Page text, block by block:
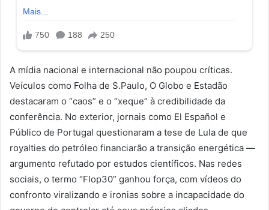
A mídia nacional e internacional não poupou críticas.
Veículos como Folha de S.Paulo, O Globo e Estadão
destacaram o “caos” e o “xeque” à credibilidade da
conferência. No exterior, jornais como El Español e
Público de Portugal questionaram a tese de Lula de que
royalties do petróleo financiarão a transição energética —
argumento refutado por estudos científicos. Nas redes
sociais, o termo “Flop30” ganhou força, com vídeos do
confronto viralizando e ironias sobre a incapacidade do